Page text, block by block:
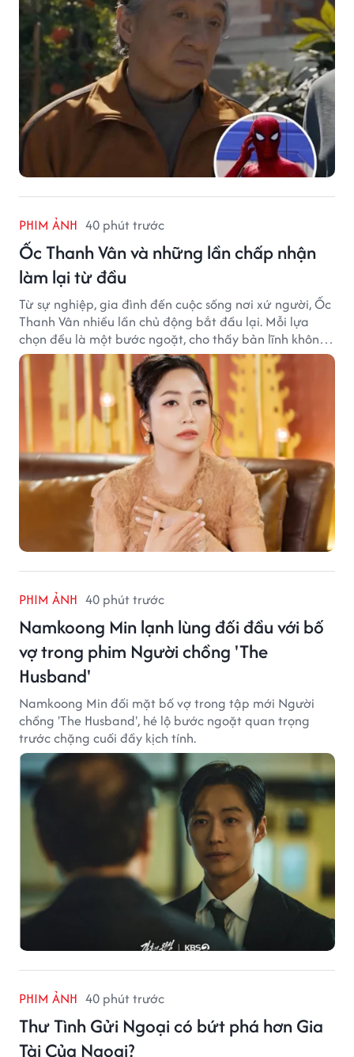
PHIM ẢNH 40 phút trước
Ốc Thanh Vân và những lần chấp nhận
làm lại từ đầu
Từ sự nghiệp, gia đình đến cuộc sống nơi xứ người, Ốc
Thanh Vân nhiều lần chủ động bắt đầu lại. Mỗi lựa
chọn đều là một bước ngoặt, cho thấy bản lĩnh không
ngại thay đổi của nữ nghệ sĩ.
PHIM ẢNH 40 phút trước
Namkoong Min lạnh lùng đối đầu với bố
vợ trong phim Người chồng 'The
Husband'
Namkoong Min đối mặt bố vợ trong tập mới Người
chồng 'The Husband', hé lộ bước ngoặt quan trọng
trước chặng cuối đầy kịch tính.
PHIM ẢNH 40 phút trước
Thư Tình Gửi Ngoại có bứt phá hơn Gia
Tài Của Ngoại?